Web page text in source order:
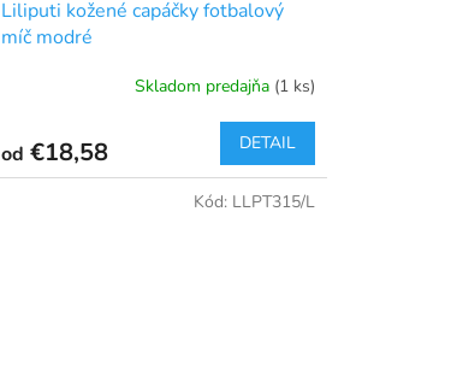
Liliputi kožené capáčky fotbalový
míč modré
Skladom predajňa (1 ks)
od €18,58 DETAIL
Kód: LLPT315/L